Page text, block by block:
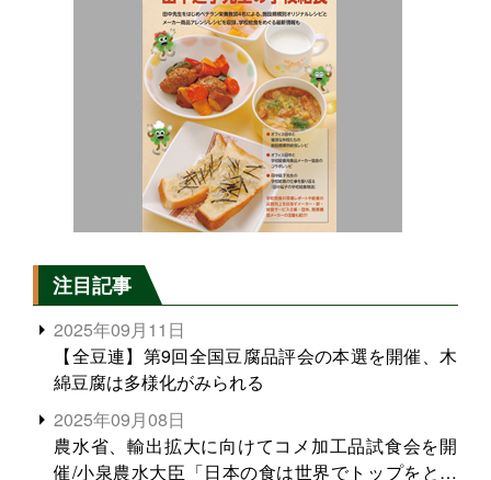
注目記事
2025年09月11日
【全豆連】第9回全国豆腐品評会の本選を開催、木
綿豆腐は多様化がみられる
2025年09月08日
農水省、輸出拡大に向けてコメ加工品試食会を開
催/小泉農水大臣「日本の食は世界でトップをとれ